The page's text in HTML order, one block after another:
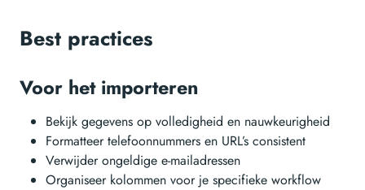
Best practices
Voor het importeren
Bekijk gegevens op volledigheid en nauwkeurigheid
Formatteer telefoonnummers en URL’s consistent
Verwijder ongeldige e-mailadressen
Organiseer kolommen voor je specifieke workflow